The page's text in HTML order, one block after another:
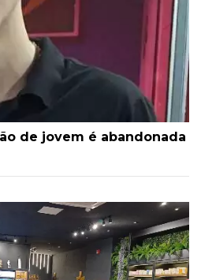
de jovem é abandonada